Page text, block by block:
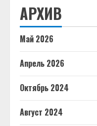
АРХИВ
Май 2026
Апрель 2026
Октябрь 2024
Август 2024